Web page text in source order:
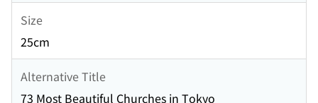
Size
25cm
Alternative Title
73 Most Beautiful Churches in Tokyo